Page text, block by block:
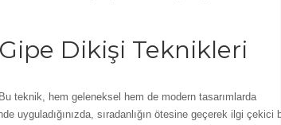
Gipe Dikişi Teknikleri
teknik, hem geleneksel hem de modern tasarımlarda
uyguladığınızda, sıradanlığın ötesine geçerek ilgi çekici